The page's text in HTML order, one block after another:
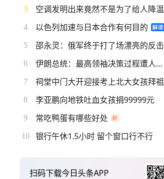
3 空调发明出来竟然不是为了给人降温
4 以色列加速与日本合作有何目的
5 邵永灵：俄军终于打了场漂亮的反击
6 伊朗总统：最高领袖决策过程遭人利用
7 祠堂中门大开迎接考上北大女孩拜祖
8 李亚鹏向地铁吐血女孩捐99999元
9 常吃鸭蛋有哪些好处
10 银行午休1.5小时 留个窗口行不行
扫码下载今日头条APP